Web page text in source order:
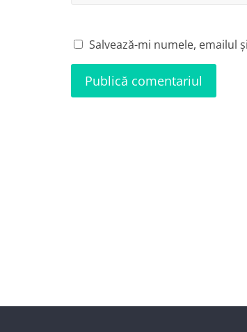
Salvează-mi numele, emailul